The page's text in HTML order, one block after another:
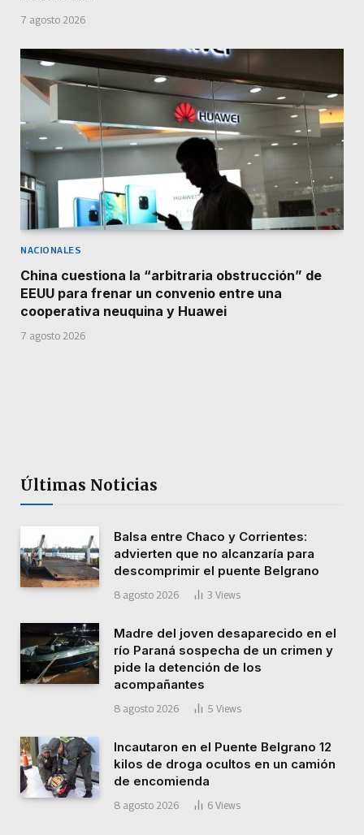
7 agosto 2026
NACIONALES
China cuestiona la “arbitraria obstrucción” de
EEUU para frenar un convenio entre una
cooperativa neuquina y Huawei
7 agosto 2026
Últimas Noticias
Balsa entre Chaco y Corrientes:
advierten que no alcanzaría para
descomprimir el puente Belgrano
8 agosto 2026 3 Views
Madre del joven desaparecido en el
río Paraná sospecha de un crimen y
pide la detención de los
acompañantes
8 agosto 2026 5 Views
Incautaron en el Puente Belgrano 12
kilos de droga ocultos en un camión
de encomienda
8 agosto 2026 6 Views